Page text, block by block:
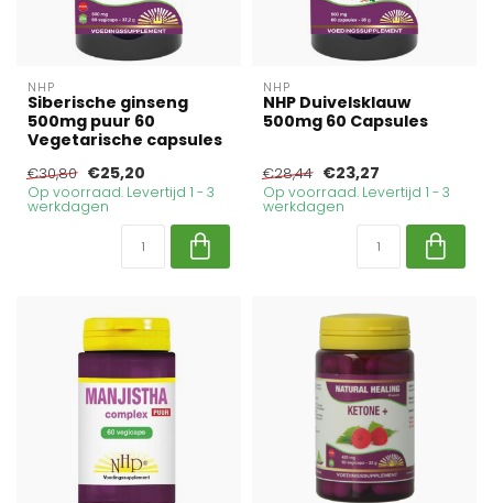
NHP
Siberische ginseng
500mg puur 60
Vegetarische capsules
€30,80 €25,20
Op voorraad. Levertijd 1 - 3
werkdagen
NHP
NHP Duivelsklauw
500mg 60 Capsules
€28,44 €23,27
Op voorraad. Levertijd 1 - 3
werkdagen